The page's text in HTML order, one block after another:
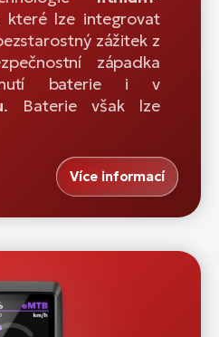
které lze integrovat
zážitek z
západka
baterie i v
. Baterie však lze
Více informací